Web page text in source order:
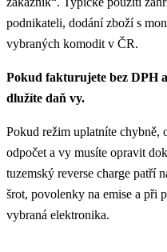
podnikateli, dodání zboží s
vybraných komodit v ČR.
Pokud fakturujete bez DPH
dlužíte daň vy.
Pokud režim uplatníte chybně,
odpočet a vy musíte opravit
tuzemský reverse charge patří
šrot, povolenky na emise a při
vybraná elektronika.